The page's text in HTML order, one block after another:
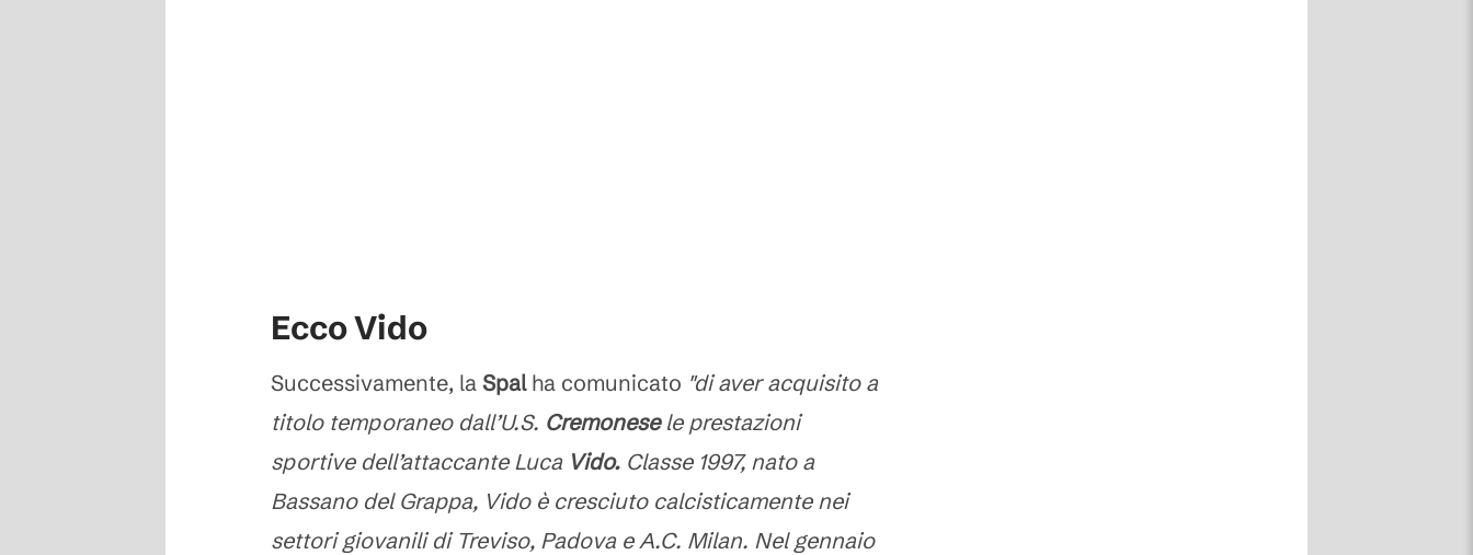
Ecco Vido
Successivamente, la Spalha comunicato "di aver acquisito a
titolo temporaneo dall’U.S. Cremonesele prestazioni
sportive dell’attaccante Luca Vido. Classe 1997, nato a
Bassano del Grappa, Vido è cresciuto calcisticamente nei
settori giovanili di Treviso, Padova e A.C. Milan. Nel gennaio